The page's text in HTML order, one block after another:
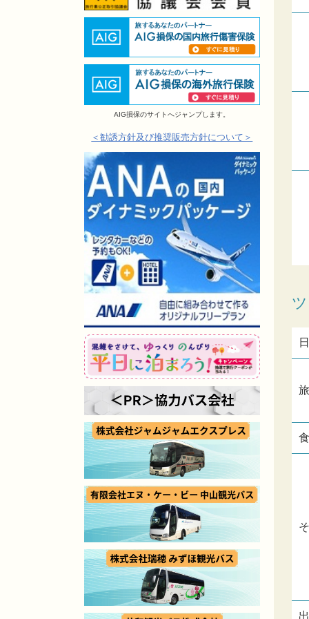
AIG損保のサイトへジャンプします。
＜勧誘方針及び推奨販売方針について＞